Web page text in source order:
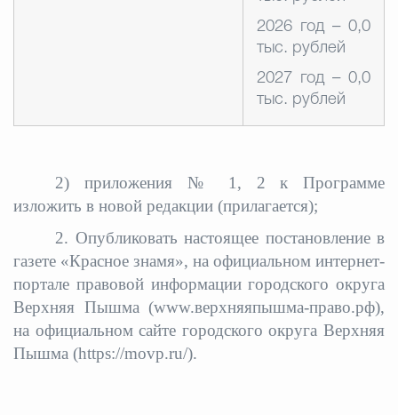
2026 год – 0,0
тыс. рублей
2027 год – 0,0
тыс. рублей
2) приложения № 1, 2 к Программе
изложить в новой редакции (прилагается);
2. Опубликовать настоящее постановление в
газете «Красное знамя», на официальном интернет-
портале правовой информации городского округа
Верхняя Пышма (www.верхняяпышма-право.рф),
на официальном сайте городского округа Верхняя
Пышма (https://movp.ru/).